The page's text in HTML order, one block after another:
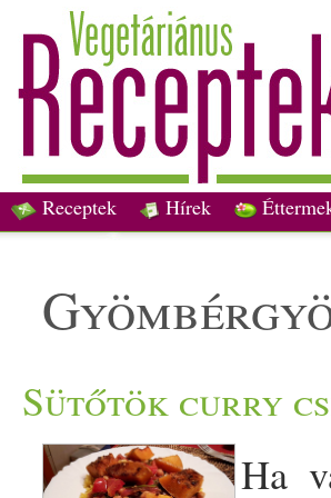
Receptek Hírek
Sütőtök curry
Ha